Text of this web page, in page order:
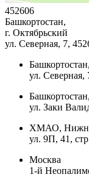
452606
Башкортостан,
г. Октябрьский
ул. Северная, 7,
ул. Северная,
ул. Заки
ХМАО,
ул. 9П, 41,
Москва
1-й